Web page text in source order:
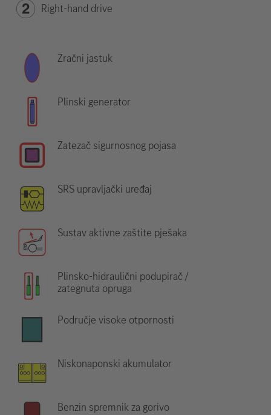
Right-hand drive
Zračni jastuk
Plinski generator
Zatezač sigurnosnog pojasa
SRS upravljački uređaj
Sustav aktivne zaštite pješaka
Plinsko-hidraulični podupirač /
zategnuta opruga
Područje visoke otpornosti
Niskonaponski akumulator
Benzin spremnik za gorivo